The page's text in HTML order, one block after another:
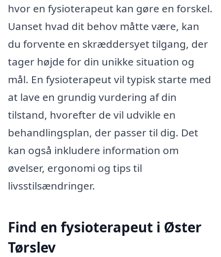
hvor en fysioterapeut kan gøre en forskel.
Uanset hvad dit behov måtte være, kan
du forvente en skræddersyet tilgang, der
tager højde for din unikke situation og
mål. En fysioterapeut vil typisk starte med
at lave en grundig vurdering af din
tilstand, hvorefter de vil udvikle en
behandlingsplan, der passer til dig. Det
kan også inkludere information om
øvelser, ergonomi og tips til
livsstilsændringer.
Find en fysioterapeut i Øster
Tørslev